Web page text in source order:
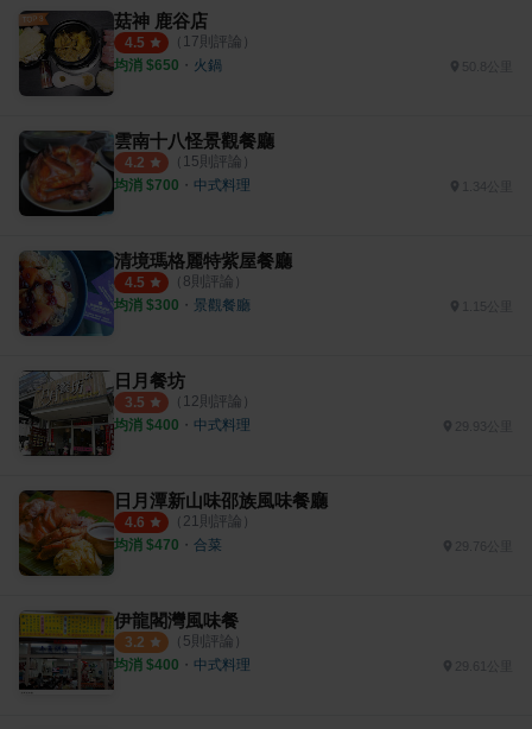
菇神 鹿谷店
4.5 （ 17則評論）
均消 $650 ・ 火鍋 50.8公里
雲南十八怪景觀餐廳
4.2 （ 15則評論）
均消 $700 ・ 中式料理 1.34公里
清境瑪格麗特紫屋餐廳
4.5 （ 8則評論）
均消 $300 ・ 景觀餐廳 1.15公里
日月餐坊
3.5 （ 12則評論）
均消 $400 ・ 中式料理
日月潭新山味邵族風味餐廳
4.6 （ 21則評論）
均消 $470 ・ 合菜
伊龍閣灣風味餐
3.2 （ 5則評論）
均消 $400 ・ 中式料理